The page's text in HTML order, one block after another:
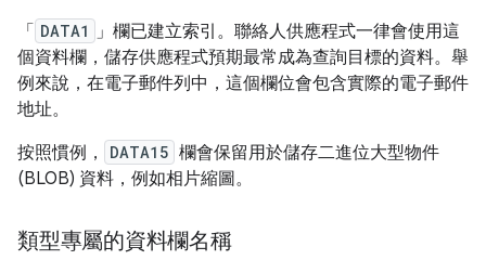
「
DATA1 」欄已建立索引。聯絡人供應程式一律會使用這
個資料欄，儲存供應程式預期最常成為查詢目標的資料。舉
例來說，在電子郵件列中，這個欄位會包含實際的電子郵件
地址。
按照慣例，
DATA15 欄會保留用於儲存二進位大型物件
(BLOB) 資料，例如相片縮圖。
類型專屬的資料欄名稱